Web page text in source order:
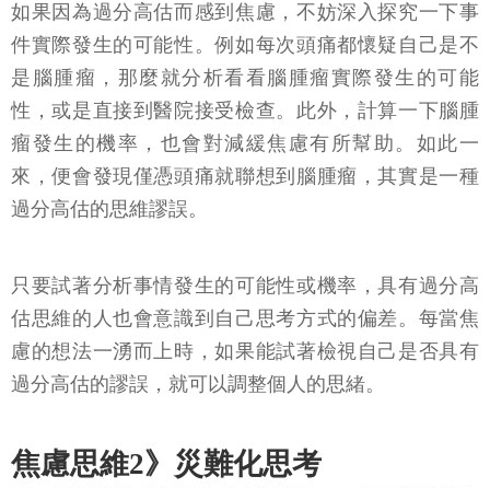
如果因為過分高估而感到焦慮，不妨深入探究一下事
件實際發生的可能性。例如每次頭痛都懷疑自己是不
是腦腫瘤，那麼就分析看看腦腫瘤實際發生的可能
性，或是直接到醫院接受檢查。此外，計算一下腦腫
瘤發生的機率，也會對減緩焦慮有所幫助。如此一
來，便會發現僅憑頭痛就聯想到腦腫瘤，其實是一種
過分高估的思維謬誤。
只要試著分析事情發生的可能性或機率，具有過分高
估思維的人也會意識到自己思考方式的偏差。每當焦
慮的想法一湧而上時，如果能試著檢視自己是否具有
過分高估的謬誤，就可以調整個人的思緒。
焦慮思維2》災難化思考